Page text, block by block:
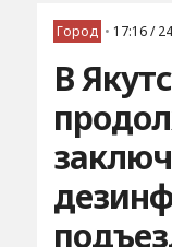
Город • 17:16 /
В